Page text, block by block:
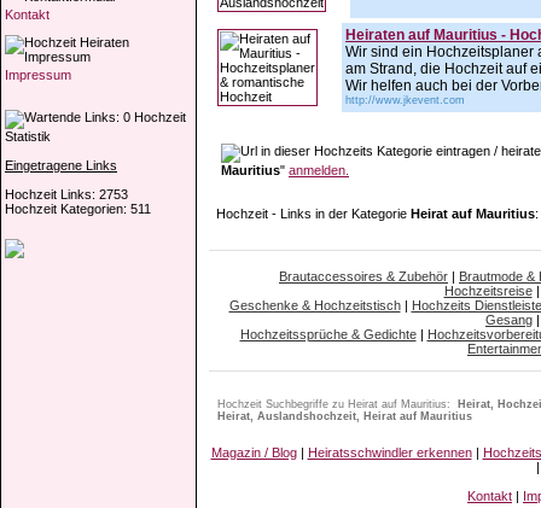
Kontakt
Impressum
Hochzeit
Statistik
Eingetragene Links
Hochzeit Links: 2753
Hochzeit Kategorien: 511
Heiraten auf Mauritius -
Wir sind ein Hochzeitsplaner
am Strand, die Hochzeit auf
Wir helfen auch bei der
http://www.jkevent.com
Mauritius" anmelden.
Hochzeit - Links in der Kategorie Heirat auf Mauritius
Brautaccessoires & Zubehör | Brautmode &
Hochzeitsreise
Geschenke & Hochzeitstisch| Hochzeits
Gesang
Hochzeitssprüche & Gedichte|
Hochzeit Suchbegriffe zu Heirat auf Mauritius:
Heirat,
Heirat, Auslandshochzeit, Heirat auf Mauritius
Magazin / Blog| Heiratsschwindler erkennen|
Kontakt |